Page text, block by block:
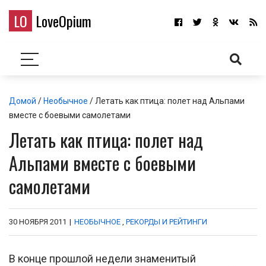
LO LoveOpium
Домой / Необычное / Летать как птица: полет над Альпами
вместе с боевыми самолетами
Летать как птица: полет над
Альпами вместе с боевыми
самолетами
30 НОЯБРЯ 2011 | НЕОБЫЧНОЕ , РЕКОРДЫ И РЕЙТИНГИ
В конце прошлой недели знаменитый